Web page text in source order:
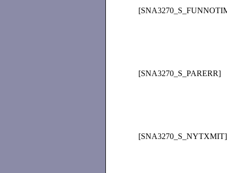
[SNA3270_S_PARERR]
[SNA3270_S_NYTXMIT]